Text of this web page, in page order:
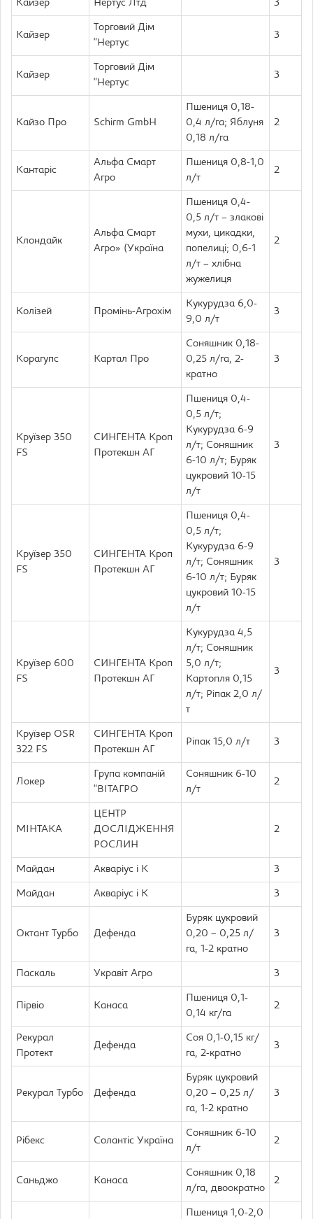
Кайзер Нертус Лтд 3
Кайзер
Торговий Дім
“Нертус
3
Кайзер
Торговий Дім
“Нертус
3
Кайзо Про Schirm GmbH
Пшениця 0,18-
0,4 л/га; Яблуня
0,18 л/га
2
Кантаріс
Альфа Смарт
Агро
Пшениця 0,8-1,0
л/т
2
Клондайк
Альфа Смарт
Агро» (Україна
Пшениця 0,4-
0,5 л/т – злакові
мухи, цикадки,
попелиці; 0,6-1
л/т – хлібна
жужелиця
2
Колізей Промінь-Агрохім
Кукурудза 6,0-
9,0 л/т
3
Корагупс Картал Про
Соняшник 0,18-
0,25 л/га, 2-
кратно
3
Круїзер 350
FS
СИНГЕНТА Кроп
Протекшн АГ
Пшениця 0,4-
0,5 л/т;
Кукурудза 6-9
л/т; Соняшник
6-10 л/т; Буряк
цукровий 10-15
л/т
3
Круїзер 350
FS
СИНГЕНТА Кроп
Протекшн АГ
Пшениця 0,4-
0,5 л/т;
Кукурудза 6-9
л/т; Соняшник
6-10 л/т; Буряк
цукровий 10-15
л/т
3
Круїзер 600
FS
СИНГЕНТА Кроп
Протекшн АГ
Кукурудза 4,5
л/т; Соняшник
5,0 л/т;
Картопля 0,15
л/т; Ріпак 2,0 л/
т
3
Круїзер OSR
322 FS
СИНГЕНТА Кроп
Протекшн АГ
Ріпак 15,0 л/т 3
Локер
Група компаній
“ВІТАГРО
Соняшник 6-10
л/т
2
МІНТАКА
ЦЕНТР
ДОСЛІДЖЕННЯ
РОСЛИН
2
Майдан Акваріус і К 3
Майдан Акваріус і К 3
Октант Турбо Дефенда
Буряк цукровий
0,20 – 0,25 л/
га, 1-2 кратно
3
Паскаль Укравіт Агро 3
Пірвіо Канаса
Пшениця 0,1-
0,14 кг/га
2
Рекурал
Протект
Дефенда
Соя 0,1-0,15 кг/
га, 2-кратно
3
Рекурал Турбо Дефенда
Буряк цукровий
0,20 – 0,25 л/
га, 1-2 кратно
3
Рібекс Солантіс Україна
Соняшник 6-10
л/т
2
Саньджо Канаса
Соняшник 0,18
л/га, двоократно
2
Пшениця 1,0-2,0